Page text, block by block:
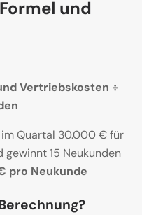
und
Vertriebskosten ÷
im Quartal 30.000 € für
15 Neukunden
pro Neukunde